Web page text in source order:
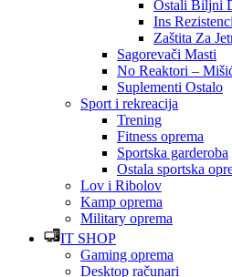
Ostali Biljni
Ins
Zaštita Za
Sagorevači Masti
No Reaktori –
Suplementi Ostalo
Sport i rekreacija
Trening
Fitness oprema
Sportska garderoba
Ostala sportska
Lov i Ribolov
Kamp oprema
Military oprema
IT SHOP
Gaming oprema
Desktop računari